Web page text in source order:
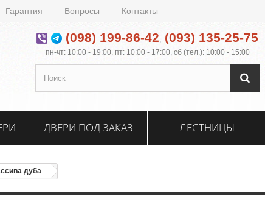
Гарантия Вопросы Контакты
(098) 199-86-42, (093) 135-25-75
пн-чт: 10:00 - 19:00, пт: 10:00 - 17:00, сб (тел.): 10:00 - 15:00
ДВЕРИ ПОД ЗАКАЗ ЛЕСТНИЦЫ
дуба